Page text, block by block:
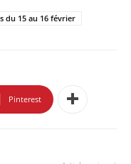
du 15 au 16 février
Pinterest